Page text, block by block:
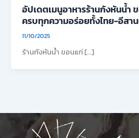
อัปเดตเมนูอาหารร้านกังหันน้ำ
ครบทุกความอร่อยทั้งไทย-อีสา
11/10/2025
ร้านกังหันน้ำ ขอนแก่ […]